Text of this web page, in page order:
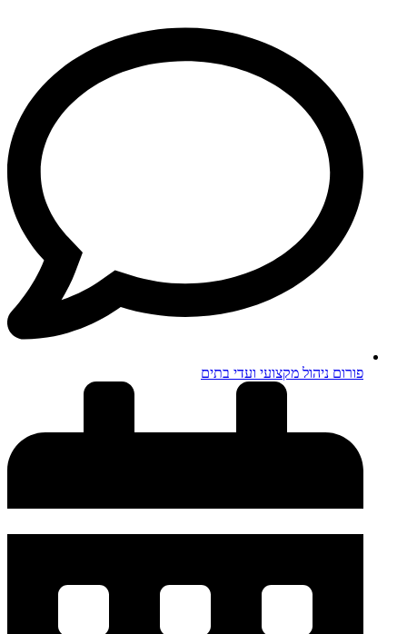
פורום ניהול מקצועי ועדי בתים